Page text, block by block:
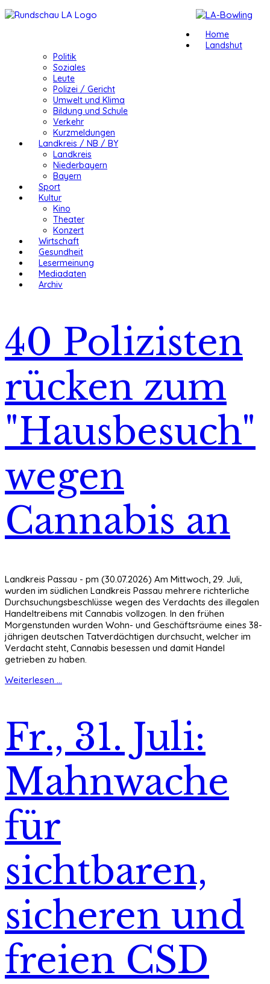
Home
Landshut
Politik
Soziales
Leute
Polizei / Gericht
Umwelt und Klima
Bildung und Schule
Verkehr
Kurzmeldungen
Landkreis / NB / BY
Landkreis
Niederbayern
Bayern
Sport
Kultur
Kino
Theater
Konzert
Wirtschaft
Gesundheit
Lesermeinung
Mediadaten
Archiv
40 Polizisten
rücken zum
"Hausbesuch"
wegen
Cannabis an
Landkreis Passau - pm (30.07.2026) Am Mittwoch, 29. Juli,
wurden im südlichen Landkreis Passau mehrere richterliche
Durchsuchungsbeschlüsse wegen des Verdachts des illegalen
Handeltreibens mit Cannabis vollzogen. In den frühen
Morgenstunden wurden Wohn- und Geschäftsräume eines 38-
jährigen deutschen Tatverdächtigen durchsucht, welcher im
Verdacht steht, Cannabis besessen und damit Handel
getrieben zu haben.
Weiterlesen ...
Fr., 31. Juli:
Mahnwache
für
sichtbaren,
sicheren und
freien CSD